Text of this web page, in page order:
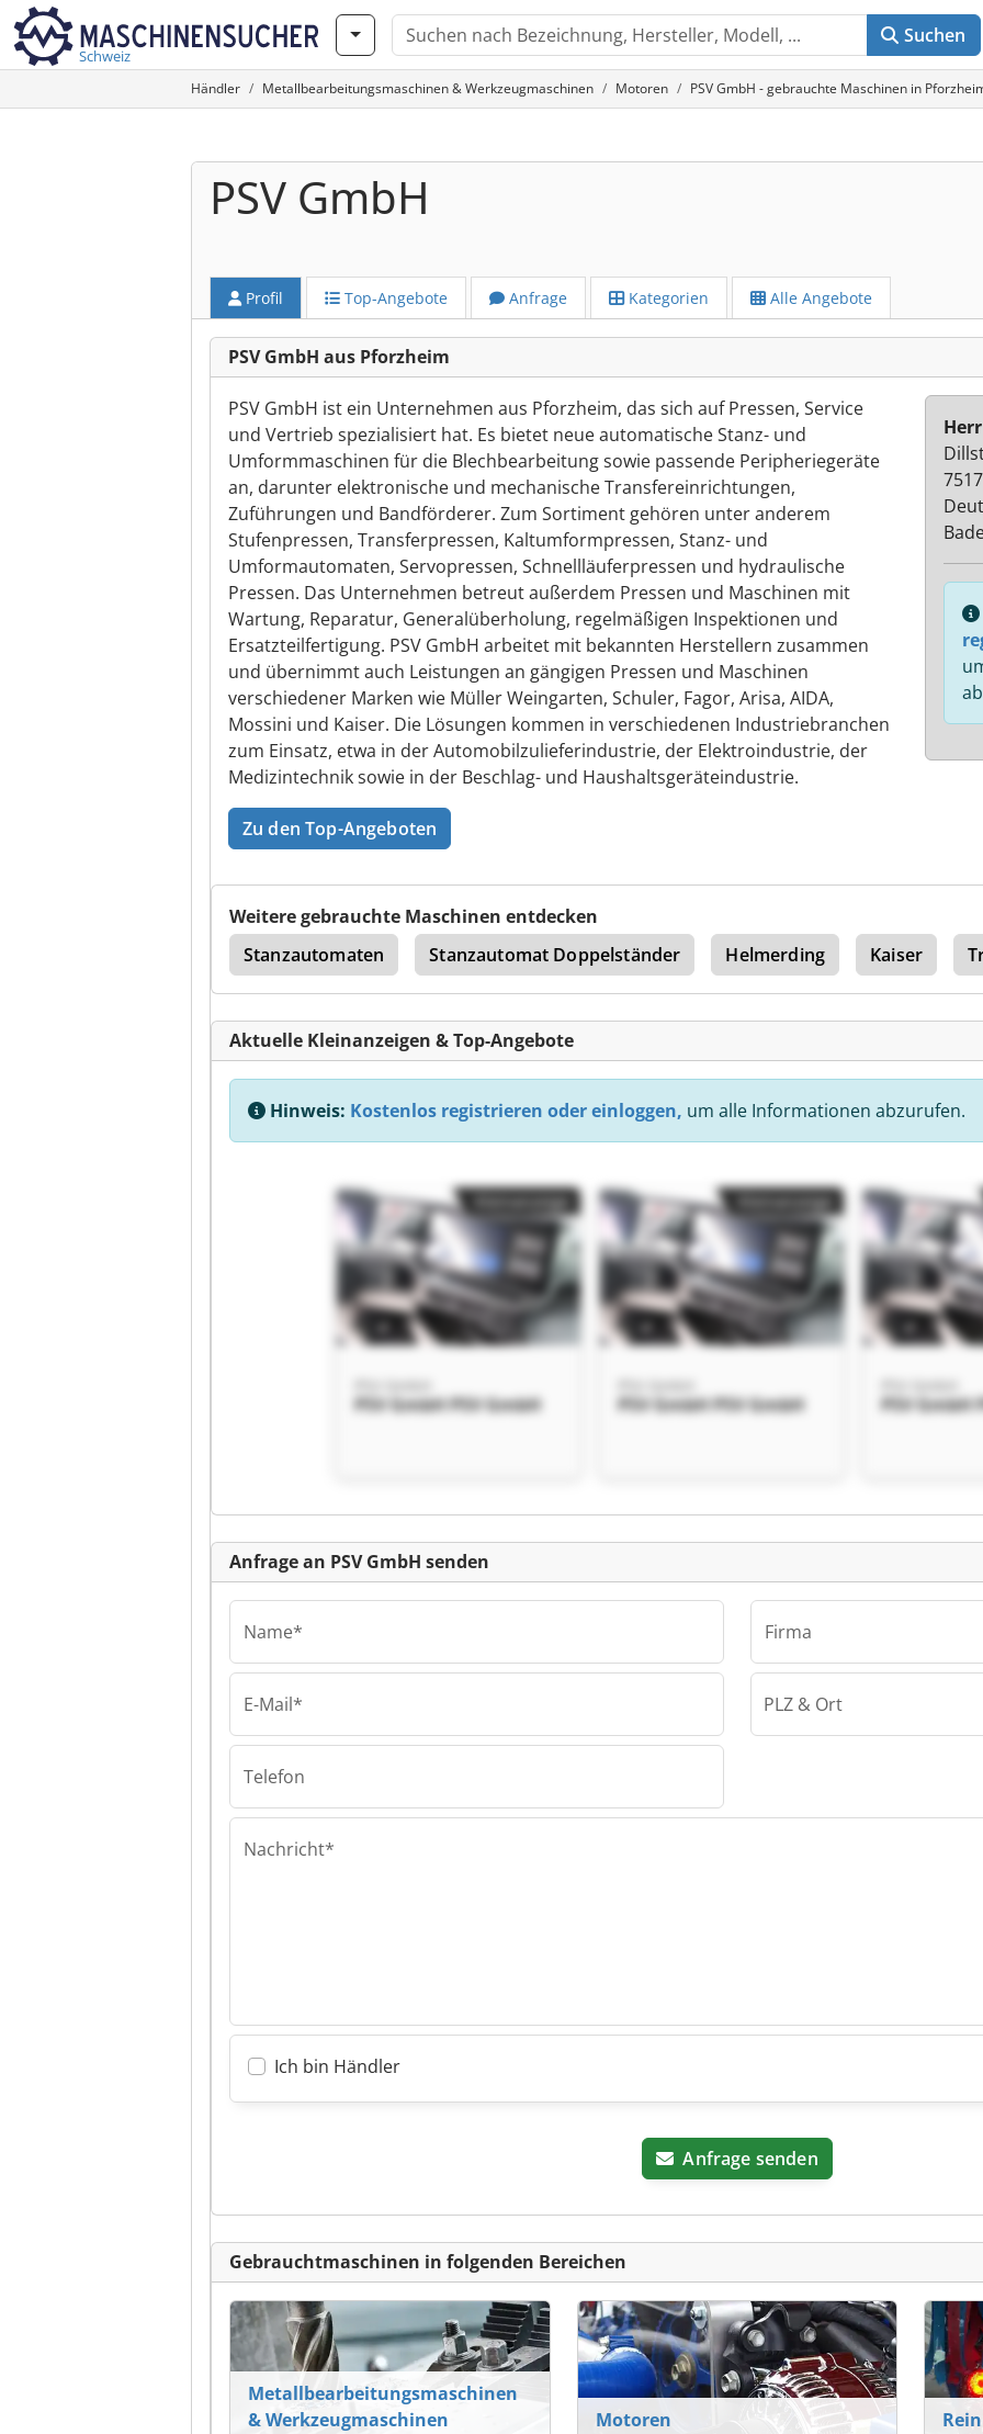
Schweiz
Suchen
Händler Metallbearbeitungsmaschinen & Werkzeugmaschinen Motoren PSV GmbH - gebrauchte Maschinen in
PSV GmbH
Profil Top-Angebote Anfrage Kategorien Alle Angebote
PSV GmbH aus Pforzheim
PSV GmbH ist ein Unternehmen aus Pforzheim, das sich auf Pressen, Service
und Vertrieb spezialisiert hat. Es bietet neue automatische Stanz- und
Umformmaschinen für die Blechbearbeitung sowie passende Peripheriegeräte
an, darunter elektronische und mechanische Transfereinrichtungen,
Zuführungen und Bandförderer. Zum Sortiment gehören unter anderem
Stufenpressen, Transferpressen, Kaltumformpressen, Stanz- und
Umformautomaten, Servopressen, Schnellläuferpressen und hydraulische
Pressen. Das Unternehmen betreut außerdem Pressen und Maschinen mit
Wartung, Reparatur, Generalüberholung, regelmäßigen Inspektionen und
Ersatzteilfertigung. PSV GmbH arbeitet mit bekannten Herstellern zusammen
und übernimmt auch Leistungen an gängigen Pressen und Maschinen
verschiedener Marken wie Müller Weingarten, Schuler, Fagor, Arisa, AIDA,
Mossini und Kaiser. Die Lösungen kommen in verschiedenen Industriebranchen
zum Einsatz, etwa in der Automobilzulieferindustrie, der Elektroindustrie, der
Medizintechnik sowie in der Beschlag- und Haushaltsgeräteindustrie.
Zu den Top-Angeboten
Weitere gebrauchte Maschinen entdecken
Stanzautomaten
Stanzautomat Doppelständer Helmerding Kaiser
Aktuelle Kleinanzeigen & Top-Angebote
Hinweis: Kostenlos registrieren oder einloggen, um alle Informationen abzurufen.
PSV GmbH PSV GmbH PSV GmbH PSV GmbH PSV GmbH
Kleinanzeige
Anfrage an PSV GmbH senden
Name*
E-Mail*
Telefon
Firma
PLZ & Ort
Nachricht*
Ich bin Händler
Anfrage senden
Gebrauchtmaschinen in folgenden Bereichen
Metallbearbeitungsmaschinen
& Werkzeugmaschinen
Motoren